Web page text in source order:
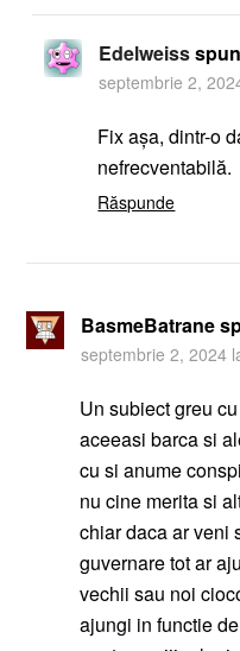
Edelweiss
septembrie 2,
Fix așa, dintr-o
nefrecventabilă.
Răspunde
BasmeBatrane
septembrie 2, 2024
Un subiect greu cu
aceeasi barca si
cu si anume
nu cine merita si
chiar daca ar veni
guvernare tot ar
vechii sau noi
ajungi in functie